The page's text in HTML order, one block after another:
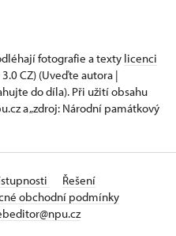
fotografie a texty licenci
3.0 CZ) (Uveďte autora |
do díla). Při užití obsahu
a „zdroj: Národní památkový
Řešení
obchodní podmínky